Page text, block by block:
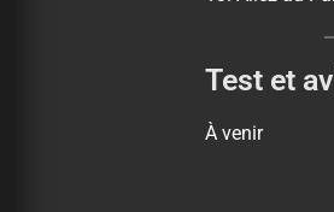
Test et
À venir